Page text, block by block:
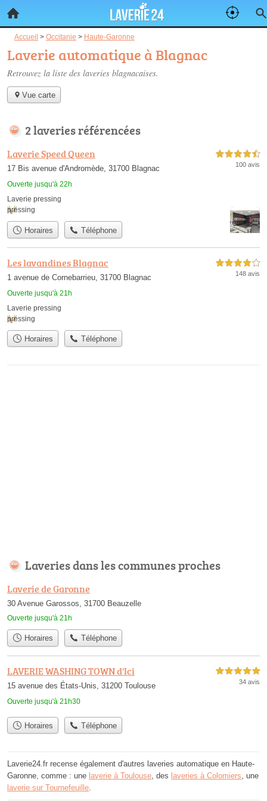
Accueil > Occitanie > Haute-Garonne
Laverie automatique à Blagnac
Retrouvez la liste des laveries blagnacaises.
Vue carte
2 laveries référencées
Laverie Speed Queen
17 Bis avenue d'Andromède, 31700 Blagnac
Ouverte jusqu'à 22h
4,5 étoiles sur 5
100 avis
Laverie pressing
pressing
Horaires Téléphone
Les lavandines Blagnac
1 avenue de Cornebarrieu, 31700 Blagnac
Ouverte jusqu'à 21h
4,0 étoiles sur 5
148 avis
Laverie pressing
pressing
Horaires Téléphone
Laveries dans les communes proches
Laverie de Garonne
30 Avenue Garossos, 31700 Beauzelle
Ouverte jusqu'à 21h
Horaires Téléphone
LAVERIE WASHING TOWN d'Ici
15 avenue des États-Unis, 31200 Toulouse
Ouverte jusqu'à 21h30
5,0 étoiles sur 5
34 avis
Horaires Téléphone
Laverie24.fr recense également d'autres laveries automatique en Haute-
Garonne, comme : une laverie à Toulouse , des laveries à Colomiers , une
laverie sur Tournefeuille